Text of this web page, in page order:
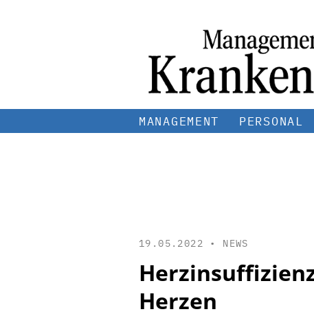
MANAGEMENT PERSONAL
19.05.2022 • NEWS
Herzen